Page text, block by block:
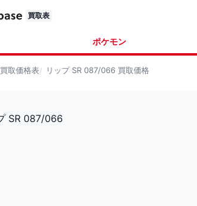
買取表
ポケモン
買取価格表 リップ SR 087/066 買取価格